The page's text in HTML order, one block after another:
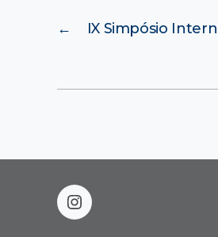
← IX Simpósio
instagram